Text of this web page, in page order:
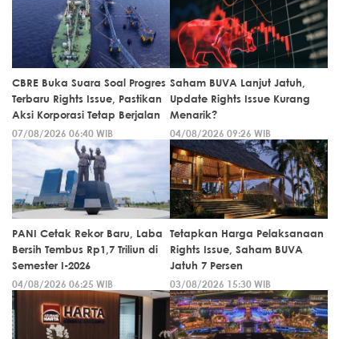
CBRE Buka Suara Soal Progres
Terbaru Rights Issue, Pastikan
Aksi Korporasi Tetap Berjalan
07/08/2026 06:40 WIB
Saham BUVA Lanjut Jatuh,
Update Rights Issue Kurang
Menarik?
04/08/2026 09:26 WIB
PANI Cetak Rekor Baru, Laba
Bersih Tembus Rp1,7 Triliun di
Semester I-2026
04/08/2026 06:25 WIB
Tetapkan Harga Pelaksanaan
Rights Issue, Saham BUVA
Jatuh 7 Persen
03/08/2026 15:30 WIB